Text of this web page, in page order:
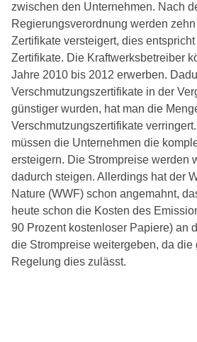
zwischen den Unternehmen. Nach
Regierungsverordnung werden
Zertifikate versteigert, dies
Zertifikate. Die Kraftwerksbetreiber
Jahre 2010 bis 2012 erwerben.
Verschmutzungszertifikate in der
günstiger wurden, hat man die
Verschmutzungszertifikate
müssen die Unternehmen die
ersteigern. Die Strompreise werden
dadurch steigen. Allerdings hat der
Nature (WWF) schon angemahnt,
heute schon die Kosten des
90 Prozent kostenloser Papiere) an
die Strompreise weitergeben, da die
Regelung dies zulässt.